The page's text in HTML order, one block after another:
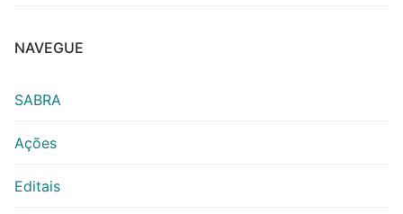
NAVEGUE
SABRA
Ações
Editais